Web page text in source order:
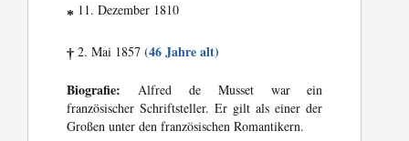
* 11. Dezember 1810
† 2. Mai 1857(46 Jahre alt)
Biografie: Alfred de Musset war ein
französischer Schriftsteller. Er gilt als einer der
Großen unter den französischen Romantikern.